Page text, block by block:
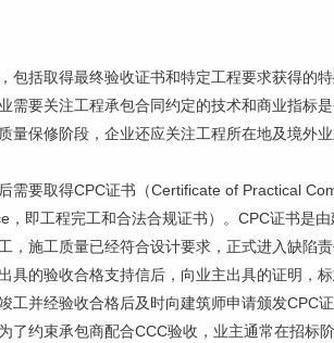
包括取得最终验收证书和特定工程要求获得的
需要关注工程承包合同约定的技术和商业指标
量保修阶段，企业还应关注工程所在地及境外业
需要取得CPC证书（Certificate of Practical
即工程完工和合法合规证书）。CPC证书是
，施工质量已经符合设计要求，正式进入缺陷
具的验收合格支持信后，向业主出具的证明，
工并经验收合格后及时向建筑师申请颁发CPC
了约束承包商配合CCC验收，业主通常在招标